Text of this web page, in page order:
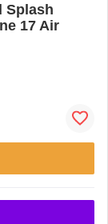
Splash
17 Air